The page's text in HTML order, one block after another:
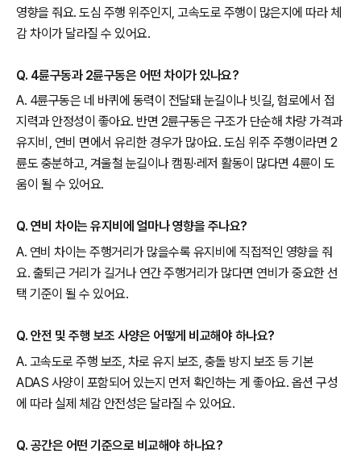
영향을 줘요. 도심 주행 위주인지, 고속도로 주행이 많은지에 따라 체
감 차이가 달라질 수 있어요.
Q. 4륜구동과 2륜구동은 어떤 차이가 있나요?
A. 4륜구동은 네 바퀴에 동력이 전달돼 눈길이나 빗길, 험로에서 접
지력과 안정성이 좋아요. 반면 2륜구동은 구조가 단순해 차량 가격과
유지비, 연비 면에서 유리한 경우가 많아요. 도심 위주 주행이라면 2
륜도 충분하고, 겨울철 눈길이나 캠핑·레저 활동이 많다면 4륜이 도
움이 될 수 있어요.
Q. 연비 차이는 유지비에 얼마나 영향을 주나요?
A. 연비 차이는 주행거리가 많을수록 유지비에 직접적인 영향을 줘
요. 출퇴근 거리가 길거나 연간 주행거리가 많다면 연비가 중요한 선
택 기준이 될 수 있어요.
Q. 안전 및 주행 보조 사양은 어떻게 비교해야 하나요?
A. 고속도로 주행 보조, 차로 유지 보조, 충돌 방지 보조 등 기본
ADAS 사양이 포함되어 있는지 먼저 확인하는 게 좋아요. 옵션 구성
에 따라 실제 체감 안전성은 달라질 수 있어요.
Q. 공간은 어떤 기준으로 비교해야 하나요?